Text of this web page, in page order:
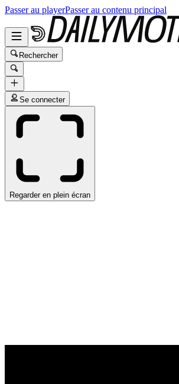
Passer au playerPasser au contenu principal
Rechercher
Se connecter
Regarder en plein écran